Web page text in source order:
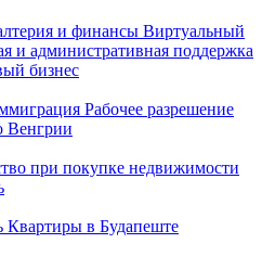
и финансы Виртуальный
и административная поддержка
бизнес
Рабочее разрешение
Венгрии
при покупке недвижимости
Квартиры в Будапеште